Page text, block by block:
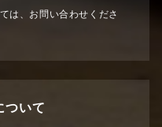
は、お問い合わせくださ
ついて